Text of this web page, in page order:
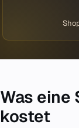
Was eine
kostet